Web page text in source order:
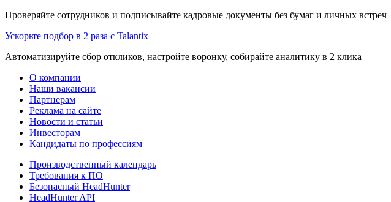
Проверяйте сотрудников и подписывайте кадровые документы без бумаг и личных встреч
Ускорьте подбор в 2 раза с Talantix
Автоматизируйте сбор откликов, настройте воронку, собирайте аналитику в 2 клика
О компании
Наши вакансии
Партнерам
Реклама на сайте
Новости и статьи
Инвесторам
Кандидаты по профессиям
Производственный календарь
Требования к ПО
Безопасный HeadHunter
HeadHunter API